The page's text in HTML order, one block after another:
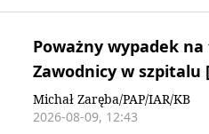
Poważny wypadek
Zawodnicy w szpitalu
Michał Zaręba/PAP/IAR/KB
2026-08-09, 12:43